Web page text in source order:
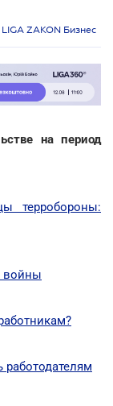
ZAKON Бизнес
на период
терробороны:
войны